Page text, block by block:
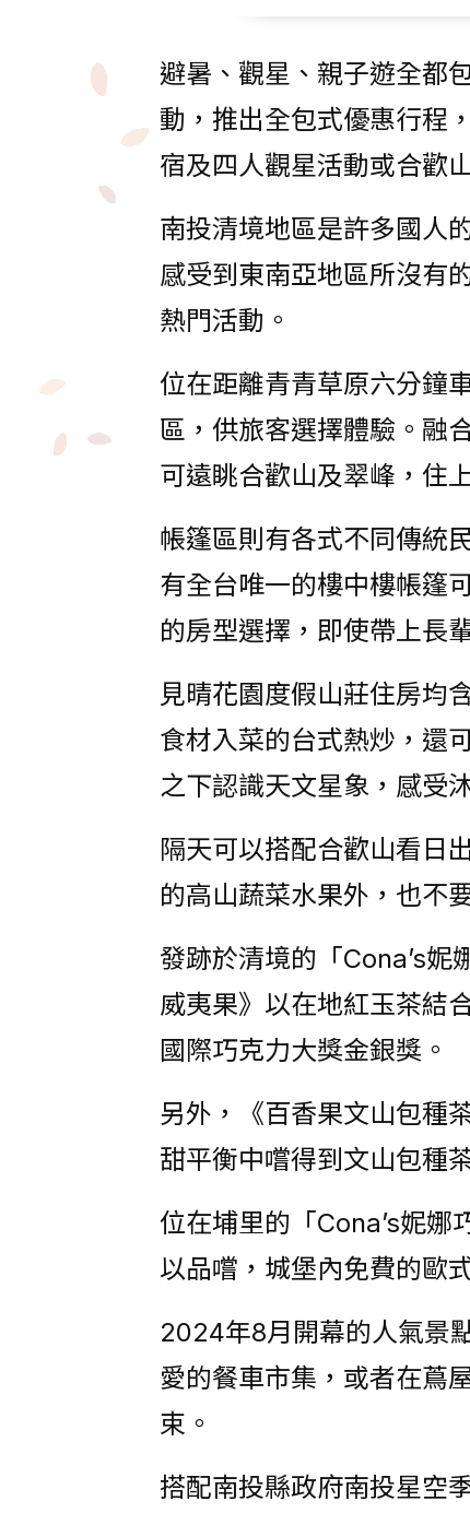
避暑、觀星、親子遊全都
動，推出全包式優惠行程
宿及四人觀星活動或合歡
南投清境地區是許多國人
感受到東南亞地區所沒有
熱門活動。
位在距離青青草原六分鐘
區，供旅客選擇體驗。融
可遠眺合歡山及翠峰，住
帳篷區則有各式不同傳統
有全台唯一的樓中樓帳篷
的房型選擇，即使帶上長
見晴花園度假山莊住房均
食材入菜的台式熱炒，還
之下認識天文星象，感受
隔天可以搭配合歡山看日
的高山蔬菜水果外，也不
發跡於清境的「Cona’s
威夷果》以在地紅玉茶結
國際巧克力大獎金銀獎。
另外，《百香果文山包種
甜平衡中嚐得到文山包種
位在埔里的「Cona’s妮
以品嚐，城堡內免費的歐
2024年8月開幕的人氣景
愛的餐車市集，或者在蔦
束。
搭配南投縣政府南投星空